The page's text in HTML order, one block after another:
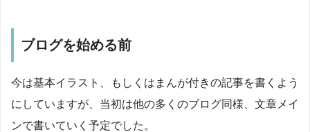
ブログを始める前
今は基本イラスト、もしくはまんが付きの記事を書くよう
にしていますが、当初は他の多くのブログ同様、文章メイ
ンで書いていく予定でした。